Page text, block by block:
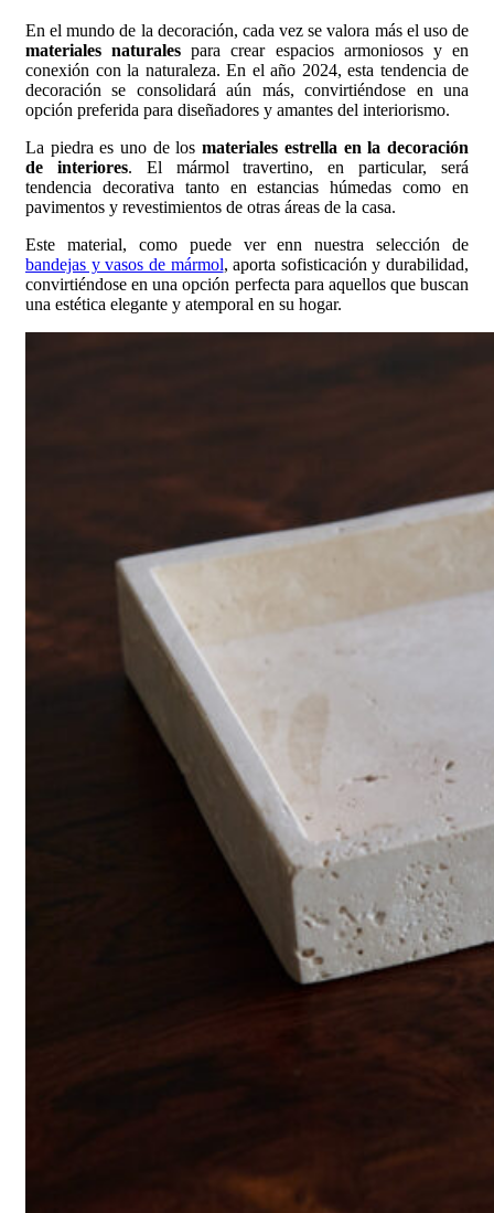
En el mundo de la decoración, cada vez se valora más el uso de
materiales naturales para crear espacios armoniosos y en
conexión con la naturaleza. En el año 2024, esta tendencia de
decoración se consolidará aún más, convirtiéndose en una
opción preferida para diseñadores y amantes del interiorismo.
La piedra es uno de losmateriales estrella en la decoración
de interiores. El mármol travertino, en particular, será
tendencia decorativa tanto en estancias húmedas como en
pavimentos y revestimientos de otras áreas de la casa.
Este material, como puede ver enn nuestra selección de
bandejas y vasos de mármol, aporta sofisticación y durabilidad,
convirtiéndose en una opción perfecta para aquellos que buscan
una estética elegante y atemporal en su hogar.